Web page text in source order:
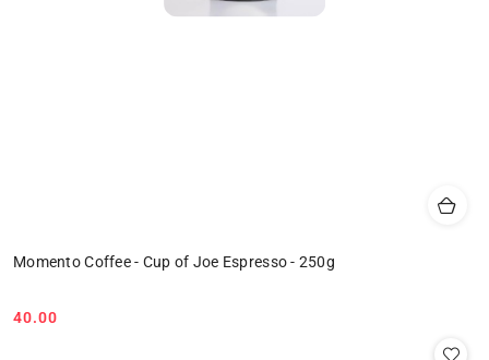
Momento Coffee - Cup of Joe Espresso - 250g
Cena:
40.00